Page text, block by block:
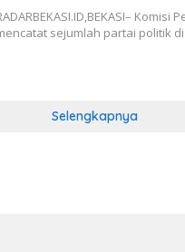
sejumlah partai politik
Selengkapnya